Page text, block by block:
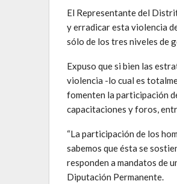
El Representante del
y erradicar esta violencia
sólo de los tres niveles de
Expuso que si bien las
violencia -lo cual es
fomenten la participación
capacitaciones y foros,
“La participación de los
sabemos que ésta se
responden a mandatos de
Diputación Permanente.